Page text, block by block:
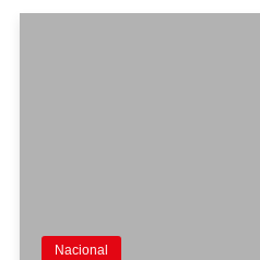
Nacional